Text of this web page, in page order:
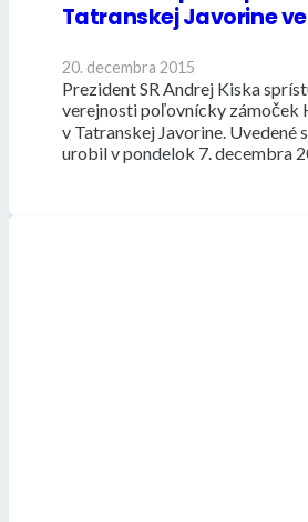
Tatranskej Javorine
20. decembra 2015
Prezident SR Andrej Kiska
verejnosti poľovnícky zámoček
v Tatranskej Javorine. Uvedené
urobil v pondelok 7. decembra